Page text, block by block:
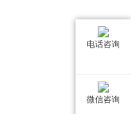
电话咨询
微信咨询